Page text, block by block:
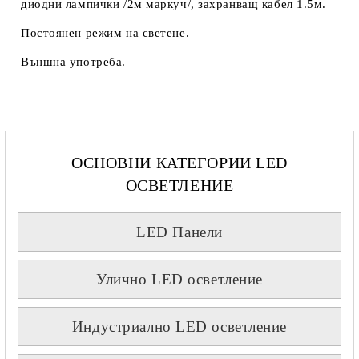
диодни лампички /2м маркуч/, захранващ кабел 1.5м.
Постоянен режим на светене.
Външна употреба.
ОСНОВНИ КАТЕГОРИИ LED
ОСВЕТЛЕНИЕ
LED Панели
Улично LED осветление
Индустриално LED осветление